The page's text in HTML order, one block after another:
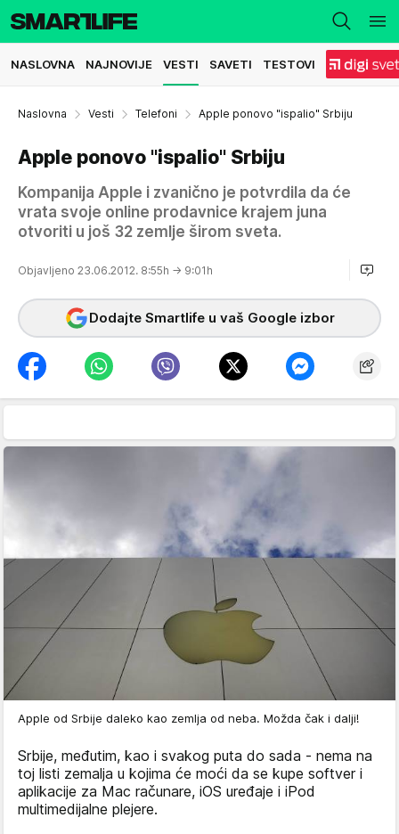
NASLOVNA NAJNOVIJE VESTI SAVETI TESTOVI
Naslovna Vesti Telefoni Apple ponovo "ispalio" Srbiju
Apple ponovo "ispalio" Srbiju
Kompanija Apple i zvanično je potvrdila da će
vrata svoje online prodavnice krajem juna
otvoriti u još 32 zemlje širom sveta.
Objavljeno 23.06.2012. 8:55h → 9:01h
Dodajte Smartlife u vaš Google izbor
Apple od Srbije daleko kao zemlja od neba. Možda čak i dalji!
Srbije, međutim, kao i svakog puta do sada - nema na
toj listi zemalja u kojima će moći da se kupe softver i
aplikacije za Mac računare, iOS uređaje i iPod
multimedijalne plejere.